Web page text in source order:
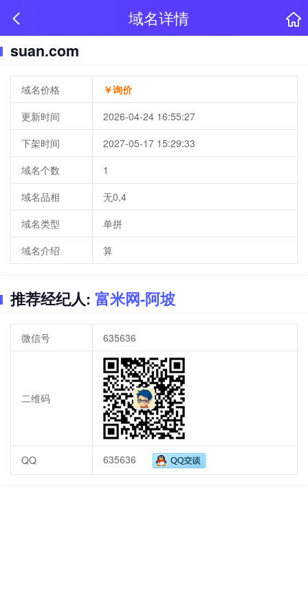
域名详情
suan.com
域名价格
￥询价
更新时间
2026-04-24 16:55:27
下架时间
2027-05-17 15:29:33
域名个数
1
域名品相
无0,4
域名类型
单拼
域名介绍
算
推荐经纪人: 富米网-阿坡
微信号 635636
二维码
QQ 635636